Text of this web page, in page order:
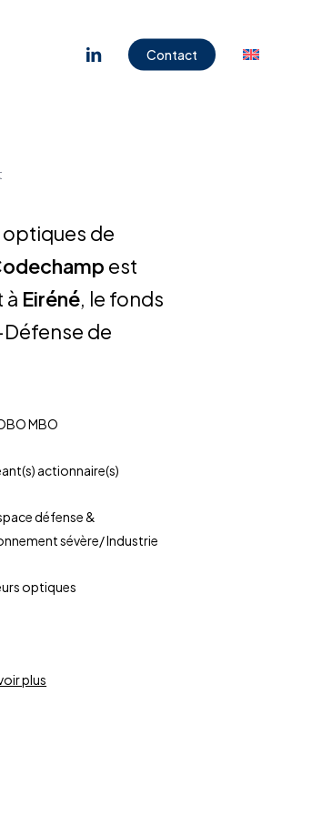
linkedin Contact
de
est
à Eiréné, le fonds
de
MBO
actionnaire(s)
défense &
sévère/ Industrie
optiques
plus